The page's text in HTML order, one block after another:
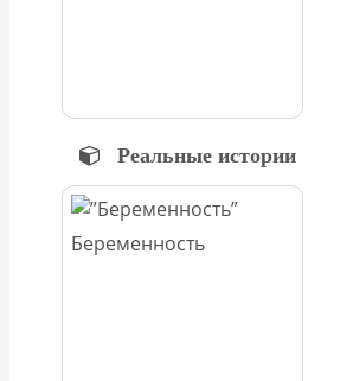
Реальные истории
Беременность